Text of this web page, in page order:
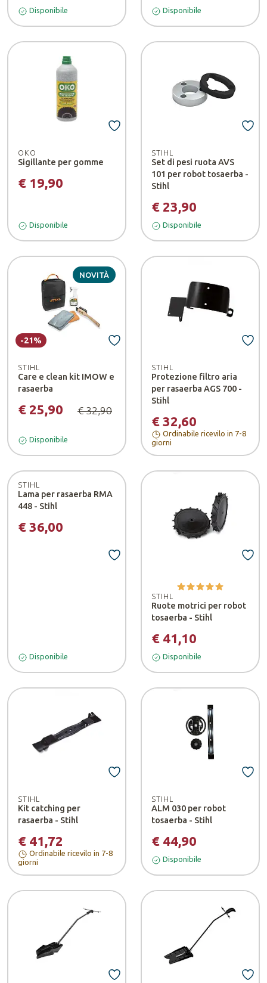
Disponibile Disponibile
OKO
Sigillante per gomme
€ 19,90
Disponibile
STIHL
Set di pesi ruota AVS
101 per robot tosaerba -
Stihl
€ 23,90
Disponibile
NOVITÀ
STIHL
Care e clean kit IMOW e
rasaerba
€ 25,90 € 32,90
-21%
Disponibile
STIHL
Protezione filtro aria
per rasaerba AGS 700 -
Stihl
€ 32,60
Ordinabile ricevilo in 7-8
giorni
STIHL
Lama per rasaerba RMA
448 - Stihl
€ 36,00
Disponibile
STIHL
Ruote motrici per robot
tosaerba - Stihl
€ 41,10
Disponibile
STIHL
Kit catching per
rasaerba - Stihl
€ 41,72
Ordinabile ricevilo in 7-8
giorni
STIHL
ALM 030 per robot
tosaerba - Stihl
€ 44,90
Disponibile